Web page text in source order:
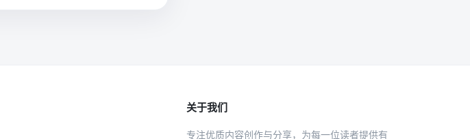
关于我们
专注优质内容创作与分享，为每一位读者提供有